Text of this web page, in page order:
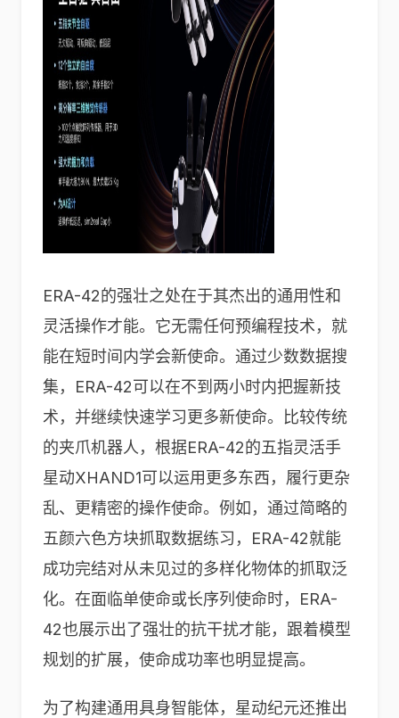
ERA-42的强壮之处在于其杰出的通用性和
灵活操作才能。它无需任何预编程技术，就
能在短时间内学会新使命。通过少数数据搜
集，ERA-42可以在不到两小时内把握新技
术，并继续快速学习更多新使命。比较传统
的夹爪机器人，根据ERA-42的五指灵活手
星动XHAND1可以运用更多东西，履行更杂
乱、更精密的操作使命。例如，通过简略的
五颜六色方块抓取数据练习，ERA-42就能
成功完结对从未见过的多样化物体的抓取泛
化。在面临单使命或长序列使命时，ERA-
42也展示出了强壮的抗干扰才能，跟着模型
规划的扩展，使命成功率也明显提高。
为了构建通用具身智能体，星动纪元还推出